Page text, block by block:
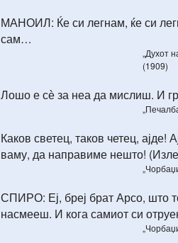
МАНОИЛ: Ќе си легнам, ќе си
сам…
„Духот
(1909)
Лошо е сѐ за неа да мислиш. И
Каков светец, таков четец, ајде!
ваму, да направиме нешто!
СПИРО: Еј, бреј брат Арсо, што
насмееш. И кога самиот си